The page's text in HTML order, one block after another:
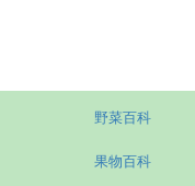
野菜百科
果物百科